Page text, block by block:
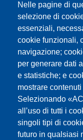
Nelle pagine di
selezione di
essenziali,
cookie funzionali,
navigazione;
per generare dati
e statistiche; e
mostrare
Selezionando
all’uso di tutti i
singoli tipi di
futuro in qualsiasi
dell’indennità di
primarie e
località ladine a
sottoscritto il 14
TED
Landesvertragüber
Unterrichtssprache
sottoscritto il 1°
ITA